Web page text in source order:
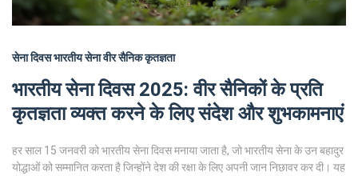
सेना दिवसभारतीय सेनावीर सैनिककृतज्ञता
भारतीय सेना दिवस 2025: वीर सैनिकों के प्रति
कृतज्ञता व्यक्त करने के लिए संदेश और शुभकामनाएं
हर साल 15 जनवरी को भारतीय सेना दिवस मनाया जाता है, जो भारतीय सेना के उन बहादुर
योद्धाओं को सम्मानित करता है जिन्होंने देश की रक्षा के लिए अपनी जान निछावर कर दी। यह